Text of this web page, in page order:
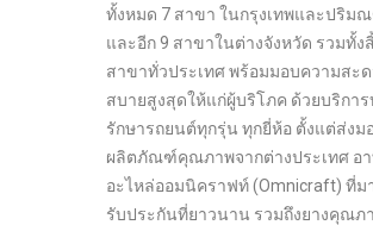
ทั้งหมด 7 สาขา ในกรุงเทพและปริม
และอีก 9 สาขาในต่างจังหวัด รวมทั้ง
สาขาทั่วประเทศ พร้อมมอบความสะ
สบายสูงสุดให้แก่ผู้บริโภค ด้วยบริการ
รักษารถยนต์ทุกรุ่น ทุกยี่ห้อ ตั้งแต่ส่งม
ผลิตภัณฑ์คุณภาพจากต่างประเทศ อ
อะไหล่ออมนิคราฟท์ (Omnicraft) ที่ม
รับประกันที่ยาวนาน รวมถึงยางคุณภ